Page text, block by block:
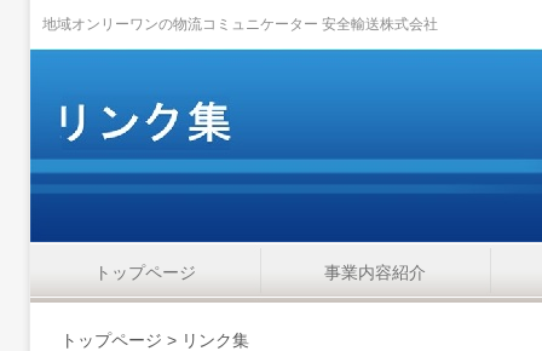
地域オンリーワンの物流コミュニケーター 安全輸送株式会社
トップページ 事業内容紹介
トップページ > リンク集